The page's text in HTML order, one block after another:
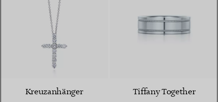
Kreuzanhänger Tiffany Together